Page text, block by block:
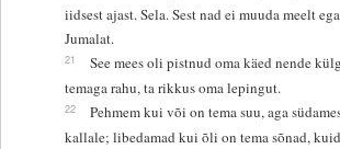
iidsest ajast. Sela. Sest nad ei muuda meelt
Jumalat.
21
See mees oli pistnud oma käed nende
temaga rahu, ta rikkus oma lepingut.
22
Pehmem kui või on tema suu, aga
kallale; libedamad kui õli on tema sõnad,